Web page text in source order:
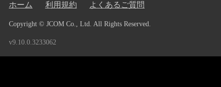
ホーム 利用規約 よくあるご質問
Copyright © JCOM Co., Ltd. All Rights Reserved.
v9.10.0.3233062